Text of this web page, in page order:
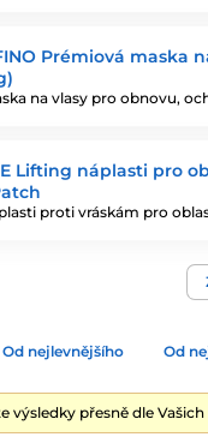
Prémiová maska
na vlasy pro obnovu,
Lifting náplasti pro
proti vráskám pro
Od nejlevnějšího Od
výsledky přesně dle Vašich